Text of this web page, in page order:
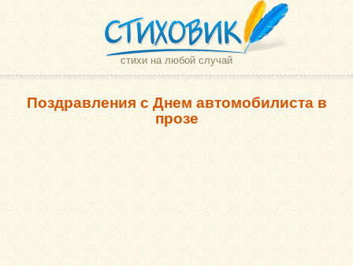
стихи на любой случай
Поздравления с Днем автомобилиста в
прозе